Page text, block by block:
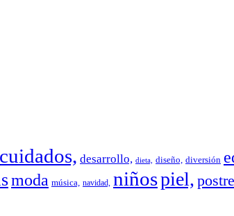
cuidados, desarrollo, dieta, diseño, diversión
moda música, navidad, niñospiel,